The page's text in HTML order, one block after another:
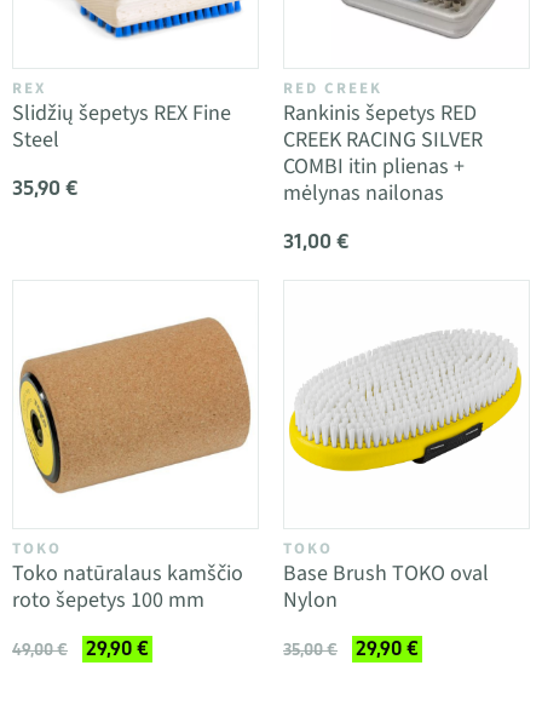
REX
Slidžių šepetys REX Fine
Steel
35,90 €
RED CREEK
Rankinis šepetys RED
CREEK RACING SILVER
COMBI itin plienas +
mėlynas nailonas
31,00 €
TOKO
Toko natūralaus kamščio
roto šepetys 100 mm
49,00 € 29,90 €
TOKO
Base Brush TOKO oval
Nylon
35,00 € 29,90 €